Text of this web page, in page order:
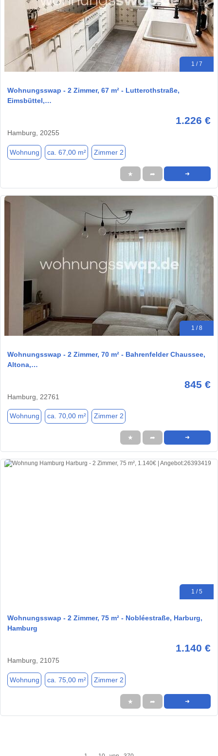
1 / 7
Wohnungsswap - 2 Zimmer, 67 m² - Lutterothstraße,
Eimsbüttel,…
1.226 €
Hamburg, 20255
Wohnung ca. 67,00 m² Zimmer 2
★ ➦ ➜
1 / 8
Wohnungsswap - 2 Zimmer, 70 m² - Bahrenfelder Chaussee,
Altona,…
845 €
Hamburg, 22761
Wohnung ca. 70,00 m² Zimmer 2
★ ➦ ➜
1 / 5
Wohnungsswap - 2 Zimmer, 75 m² - Nobléestraße, Harburg,
Hamburg
1.140 €
Hamburg, 21075
Wohnung ca. 75,00 m² Zimmer 2
★ ➦ ➜